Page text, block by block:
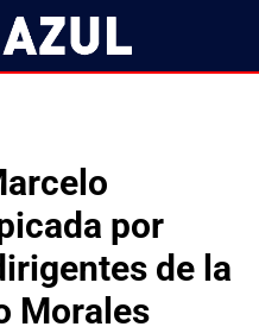
por
de la
Morales